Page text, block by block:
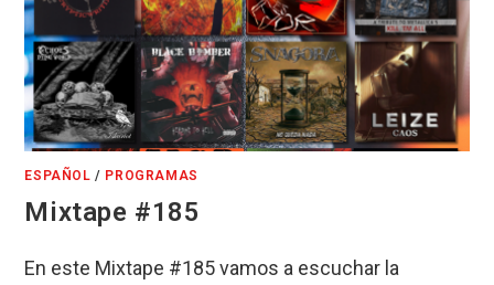
ESPAÑOL / PROGRAMAS
Mixtape #185
En este Mixtape #185 vamos a escuchar la